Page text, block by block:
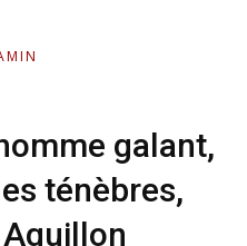
galant,
ténèbres,